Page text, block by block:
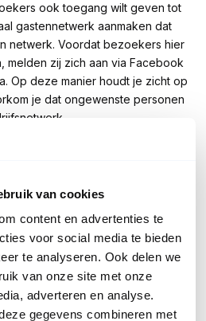
van cookies
content en advertenties te
voor social media te bieden
te analyseren. Ook delen we
van onze site met onze
adverteren en analyse.
gegevens combineren met
ook toegang wilt geven tot
gastennetwerk aanmaken dat
netwerk. Voordat bezoekers hier
melden zij zich aan via Facebook
Op deze manier houdt je zicht op
je dat ongewenste personen
één Gigabit LAN-poort en
Het access point is dus
netwerkkabel, met behulp van
switch of een PoE+ injector. Dit
geschikt voor omgevingen waar
De EAP653 Slim is met de
te bevestigen aan het plafond.